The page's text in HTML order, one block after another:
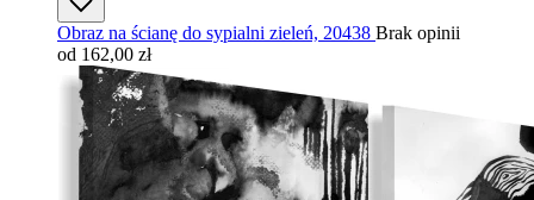
Obraz na ścianę do sypialni zieleń, 20438 Brak opinii
od 162,00 zł